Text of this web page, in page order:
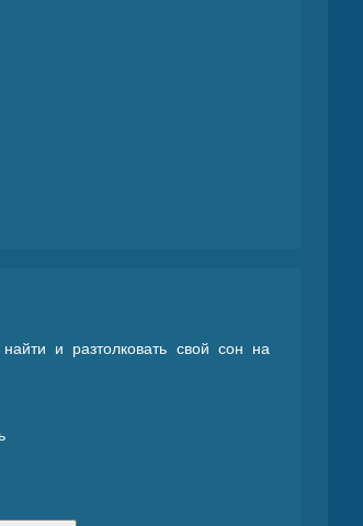
и разтолковать свой сон на